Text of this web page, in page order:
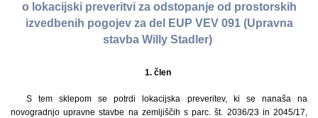
o lokacijski preveritvi za odstopanje od prostorskih
izvedbenih pogojev za del EUP VEV 091 (Upravna
stavba Willy Stadler)
1. člen
S tem sklepom se potrdi lokacijska preveritev, ki se nanaša na
novogradnjo upravne stavbe na zemljiščih s parc. št. 2036/23 in 2045/17,